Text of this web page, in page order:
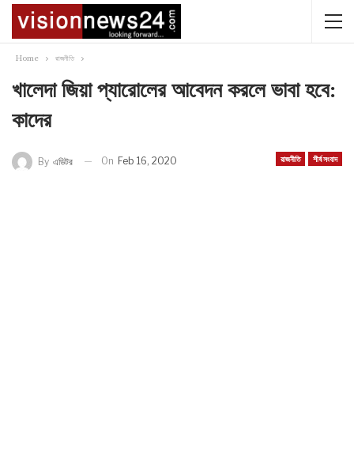
Home রাজনীতি
খালেদা জিয়া প্যারোলের আবেদন করলে ভাবা হবে:
কাদের
রাজনীতি শীর্ষ সংবাদ
By এডিটর On Feb 16, 2020